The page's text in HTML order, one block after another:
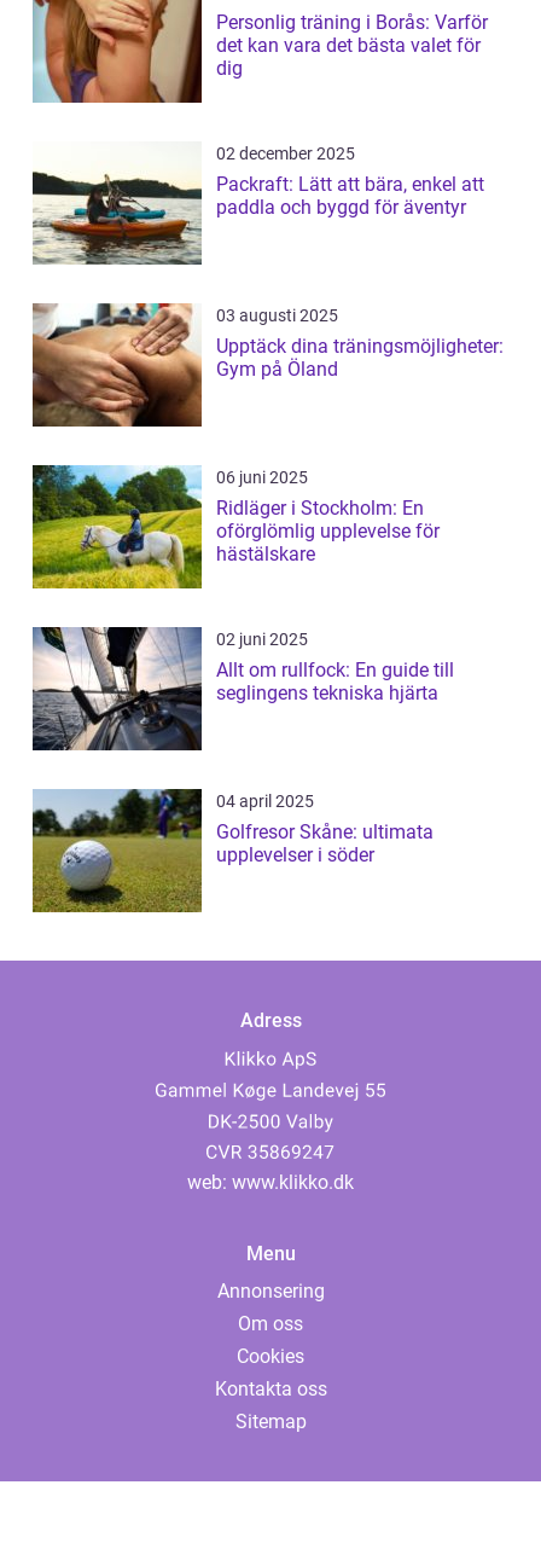
Personlig träning i Borås: Varför
det kan vara det bästa valet för
dig
02 december 2025
Packraft: Lätt att bära, enkel att
paddla och byggd för äventyr
03 augusti 2025
Upptäck dina träningsmöjligheter:
Gym på Öland
06 juni 2025
Ridläger i Stockholm: En
oförglömlig upplevelse för
hästälskare
02 juni 2025
Allt om rullfock: En guide till
seglingens tekniska hjärta
04 april 2025
Golfresor Skåne: ultimata
upplevelser i söder
Adress
web: www.klikko.dk
Menu
Annonsering
Om oss
Cookies
Kontakta oss
Sitemap